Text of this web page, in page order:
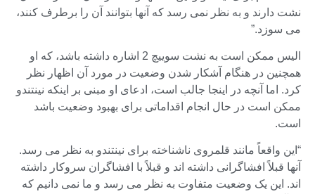
نشت دارند و به نظر نمی رسد که آنها بتوانند آن را برطرف کنند،
می سوزد.”
الیس ممکن است به نشت سوییچ 2 اشاره داشته باشد، که او
همچنین در هنگام آشکار شدن وضعیت در مورد آن اظهار نظر
کرد. اما آنچه در اینجا جالب است، ادعای او مبنی بر اینکه نینتندو
ممکن است در حال انجام اقداماتی برای بهبود وضعیت باشد
است.
“این واقعاً مانند قلمروی ناشناخته برای نینتندو به نظر می رسد.
آنها قبلاً افشاگرانی داشته اند و قبلاً با افشاگران سروکار داشته
اند. این یک وضعیت متفاوت به نظر می رسد و ما نمی دانیم که